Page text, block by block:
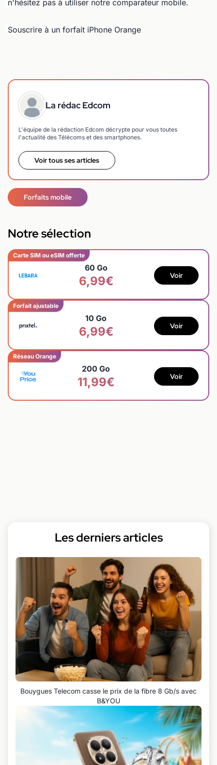
n'hésitez pas à utiliser notre comparateur mobile.
Souscrire à un forfait iPhone Orange
La rédac Edcom
L'équipe de la rédaction Edcom décrypte pour vous toutes
l'actualité des Télécoms et des smartphones.
Voir tous ses articles
Forfaits mobile
Notre sélection
Carte SIM ou eSIM offerte
60 Go
6,99€ Voir
Forfait ajustable
10 Go
6,99€ Voir
Réseau Orange
200 Go
11,99€ Voir
Les derniers articles
Bouygues Telecom casse le prix de la fibre 8 Gb/s avec
B&YOU